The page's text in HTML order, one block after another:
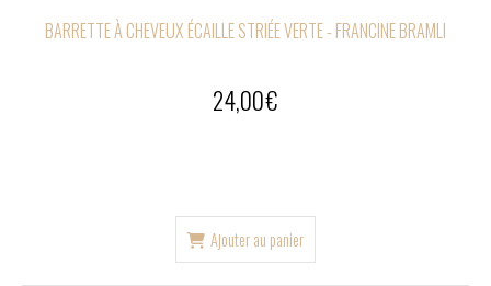
BARRETTE À CHEVEUX ÉCAILLE STRIÉE VERTE - FRANCINE BRAMLI
24,00€
Ajouter au panier